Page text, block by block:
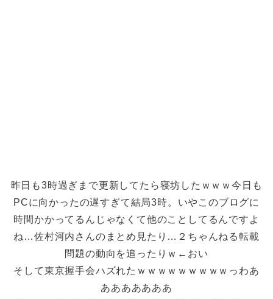
昨日も3時過ぎまで更新してたら寝坊したｗｗｗ今日も
PCに向かったの遅すぎて結局3時。いやこのブログに
時間かかってるんじゃなくて他のことしてるんですよ
ね…佐村河内さんのまとめ見たり…２ちゃんねる転載
問題の動向を追ったりｗ←おい
そして東京握手会ハズれたｗｗｗｗｗｗｗｗｗっわあ
あああああああ